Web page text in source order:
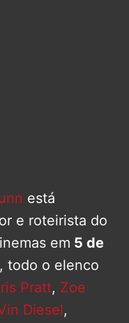
está
e roteirista do
em 5 de
todo o elenco
Pratt, Zoe
Diesel,